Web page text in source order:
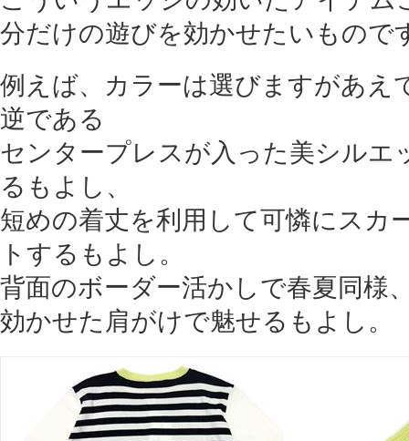
分だけの遊びを効かせたいもので
例えば、カラーは選びますがあえ
逆である
センタープレスが入った美シルエ
るもよし、
短めの着丈を利用して可憐にスカ
トするもよし。
背面のボーダー活かしで春夏同様
効かせた肩がけで魅せるもよし。